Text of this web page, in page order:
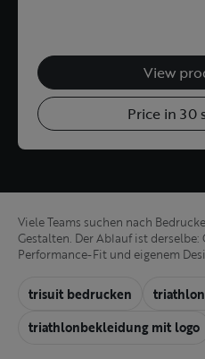
View
Price in 30
Viele Teams suchen nach
Gestalten. Der Ablauf ist
Performance-Fit und eigenem
trisuit bedrucken
triathlonbekleidung mit logo